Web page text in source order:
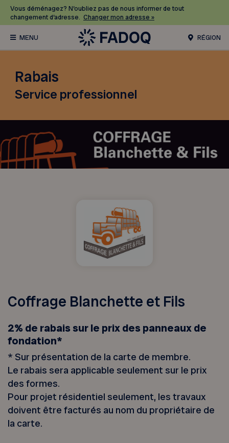
Vous déménagez? N’oubliez pas de nous informer de tout
changement d’adresse. Changer mon adresse »
RÉGION
Rabais
Service professionnel
Coffrage Blanchette et Fils
2% de rabais sur le prix des panneaux de
fondation*
* Sur présentation de la carte de membre.
Le rabais sera applicable seulement sur le prix
des formes.
Pour projet résidentiel seulement, les travaux
doivent être facturés au nom du propriétaire de
la carte.